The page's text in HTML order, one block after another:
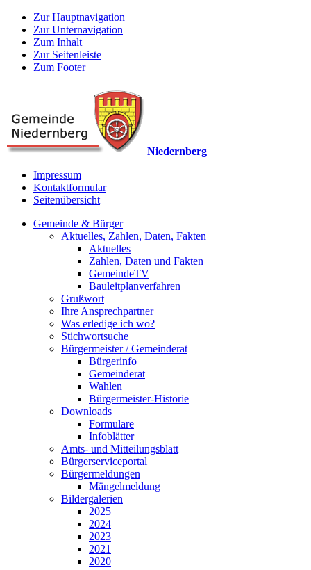
Zur Hauptnavigation
Zur Unternavigation
Zum Inhalt
Zur Seitenleiste
Zum Footer
Niedernberg
Impressum
Kontaktformular
Seitenübersicht
Gemeinde & Bürger
Aktuelles, Zahlen, Daten, Fakten
Aktuelles
Zahlen, Daten und Fakten
GemeindeTV
Bauleitplanverfahren
Grußwort
Ihre Ansprechpartner
Was erledige ich wo?
Stichwortsuche
Bürgermeister / Gemeinderat
Bürgerinfo
Gemeinderat
Wahlen
Bürgermeister-Historie
Downloads
Formulare
Infoblätter
Amts- und Mitteilungsblatt
Bürgerserviceportal
Bürgermeldungen
Mängelmeldung
Bildergalerien
2025
2024
2023
2021
2020